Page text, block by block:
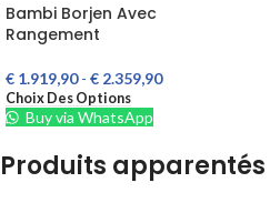
Bambi Borjen Avec
Rangement
€ 1.919,90 - € 2.359,90
Choix Des Options
Buy via WhatsApp
Produits apparentés